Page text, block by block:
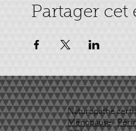
Partager cet
Naturopathe
Ménopause·